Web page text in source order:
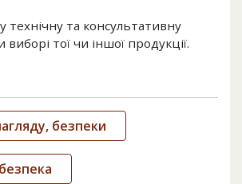
технічну та консультативну
тої чи іншої продукції.
безпеки